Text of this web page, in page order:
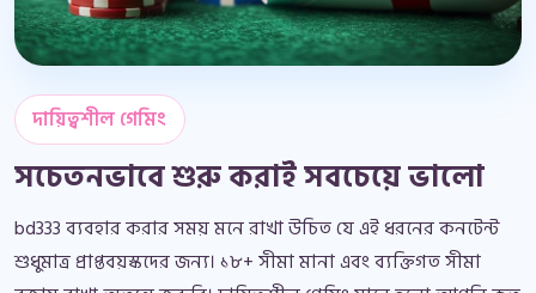
দায়িত্বশীল গেমিং
সচেতনভাবে শুরু করাই সবচেয়ে ভালো
bd333 ব্যবহার করার সময় মনে রাখা উচিত যে এই ধরনের কনটেন্ট
শুধুমাত্র প্রাপ্তবয়স্কদের জন্য। ১৮+ সীমা মানা এবং ব্যক্তিগত সীমা